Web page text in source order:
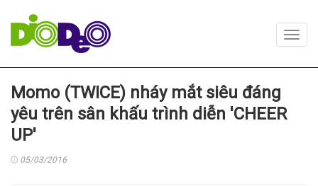
Momo (TWICE) nháy mắt siêu đáng
yêu trên sân khấu trình diễn 'CHEER
UP'
05/03/2016